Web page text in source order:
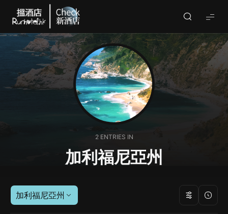
Check
酒
Runhotel)
2 ENTRIES IN
加利福尼亞州
加利福尼亞州